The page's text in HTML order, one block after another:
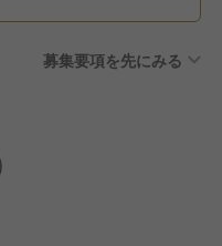
募集要項を先にみる